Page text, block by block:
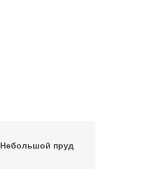
Небольшой пруд